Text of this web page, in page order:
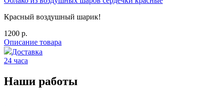
Красный воздушный шарик!
1200 р.
Описание товара
Доставка
24 часа
Наши работы